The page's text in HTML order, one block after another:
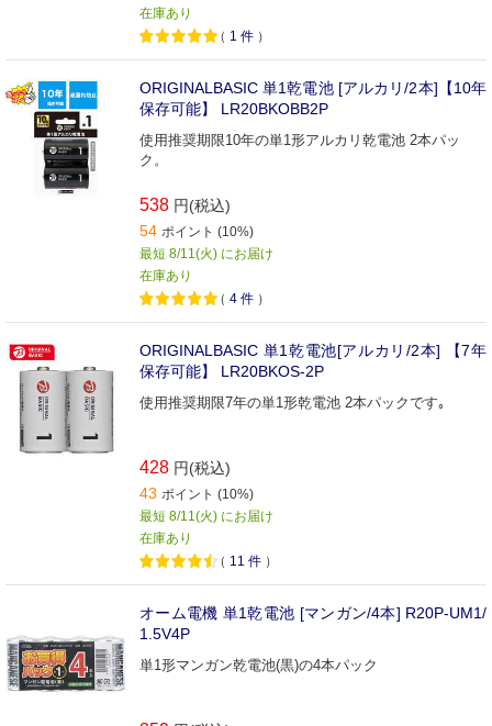
在庫あり
（ 1 件 ）
ORIGINALBASIC 単1乾電池 [アルカリ/2本]【10年
保存可能】 LR20BKOBB2P
使用推奨期限10年の単1形アルカリ乾電池 2本パッ
ク。
538 円(税込)
54 ポイント (10%)
最短 8/11(火) にお届け
在庫あり
（ 4 件 ）
ORIGINALBASIC 単1乾電池[アルカリ/2本] 【7年
保存可能】 LR20BKOS-2P
使用推奨期限7年の単1形乾電池 2本パックです｡
428 円(税込)
43 ポイント (10%)
最短 8/11(火) にお届け
在庫あり
（ 11 件 ）
オーム電機 単1乾電池 [マンガン/4本] R20P-UM1/
1.5V4P
単1形マンガン乾電池(黒)の4本パック